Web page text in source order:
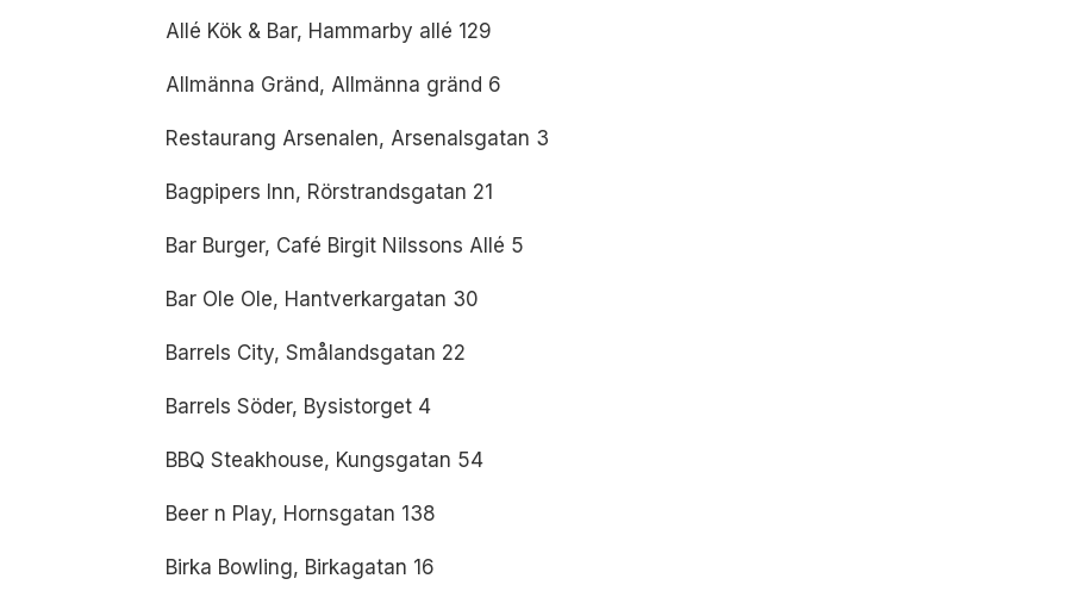
Allé Kök & Bar, Hammarby allé 129
Allmänna Gränd, Allmänna gränd 6
Restaurang Arsenalen, Arsenalsgatan 3
Bagpipers Inn, Rörstrandsgatan 21
Bar Burger, Café Birgit Nilssons Allé 5
Bar Ole Ole, Hantverkargatan 30
Barrels City, Smålandsgatan 22
Barrels Söder, Bysistorget 4
BBQ Steakhouse, Kungsgatan 54
Beer n Play, Hornsgatan 138
Birka Bowling, Birkagatan 16